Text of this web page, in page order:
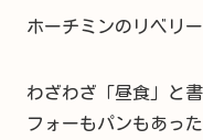
ホーチミンのリベリ
わざわざ「昼食」と
フォーもパンもあっ